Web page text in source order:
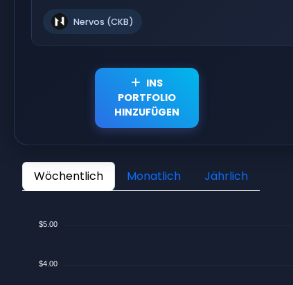
Nervos (CKB)
INS
PORTFOLIO
HINZUFÜGEN
Wöchentlich Monatlich Jährlich
$5.00
$4.00